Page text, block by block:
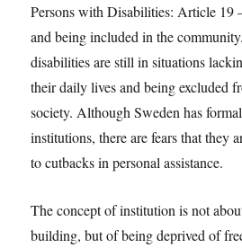
Persons with Disabilities: Article 19
and being included in the
disabilities are still in situations
their daily lives and being excluded
society. Although Sweden has
institutions, there are fears that they
to cutbacks in personal assistance.
The concept of institution is not
building, but of being deprived of